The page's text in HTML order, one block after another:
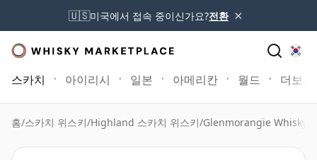
🇺🇸미국에서 접속 중이신가요?전환 ×
스카치 아이리시 일본 아메리칸 월드 더보기
홈/스카치 위스키/Highland 스카치 위스키/Glenmorangie Whisky